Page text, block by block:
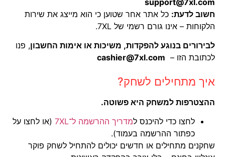
support@7xl.com
חשוב לדעת: כל אתר אחר שטוען כי הוא מייצג את שירות
הלקוחות – אינו גורם רשמי של 7XL.
לבירורים בנוגע להפקדות, משיכות או אימות החשבון, פנו
לכתובת הזו – cashier@7xl.com
איך מתחילים לשחק?
ההצטרפות למשחק היא פשוטה.
לחצו כדי להיכנס למדריך ההרשמה ל־7XL
(או לחצו על
כפתור ההרשמה בעמוד).
שחקנים מתחילים או חדשים יכולים להתחיל לשחק פוקר